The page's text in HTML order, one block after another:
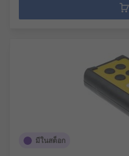
มีในสต็อก